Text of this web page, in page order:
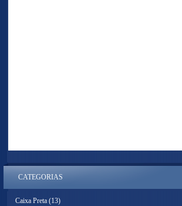
CATEGORIAS
Caixa Preta (13)